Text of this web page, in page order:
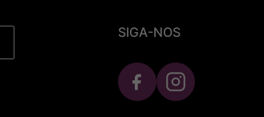
SIGA-NOS